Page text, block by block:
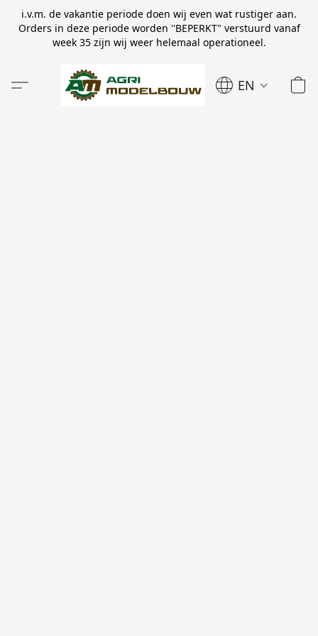
i.v.m. de vakantie periode doen wij even wat rustiger aan.
Orders in deze periode worden ''BEPERKT" verstuurd vanaf
week 35 zijn wij weer helemaal operationeel.
EN